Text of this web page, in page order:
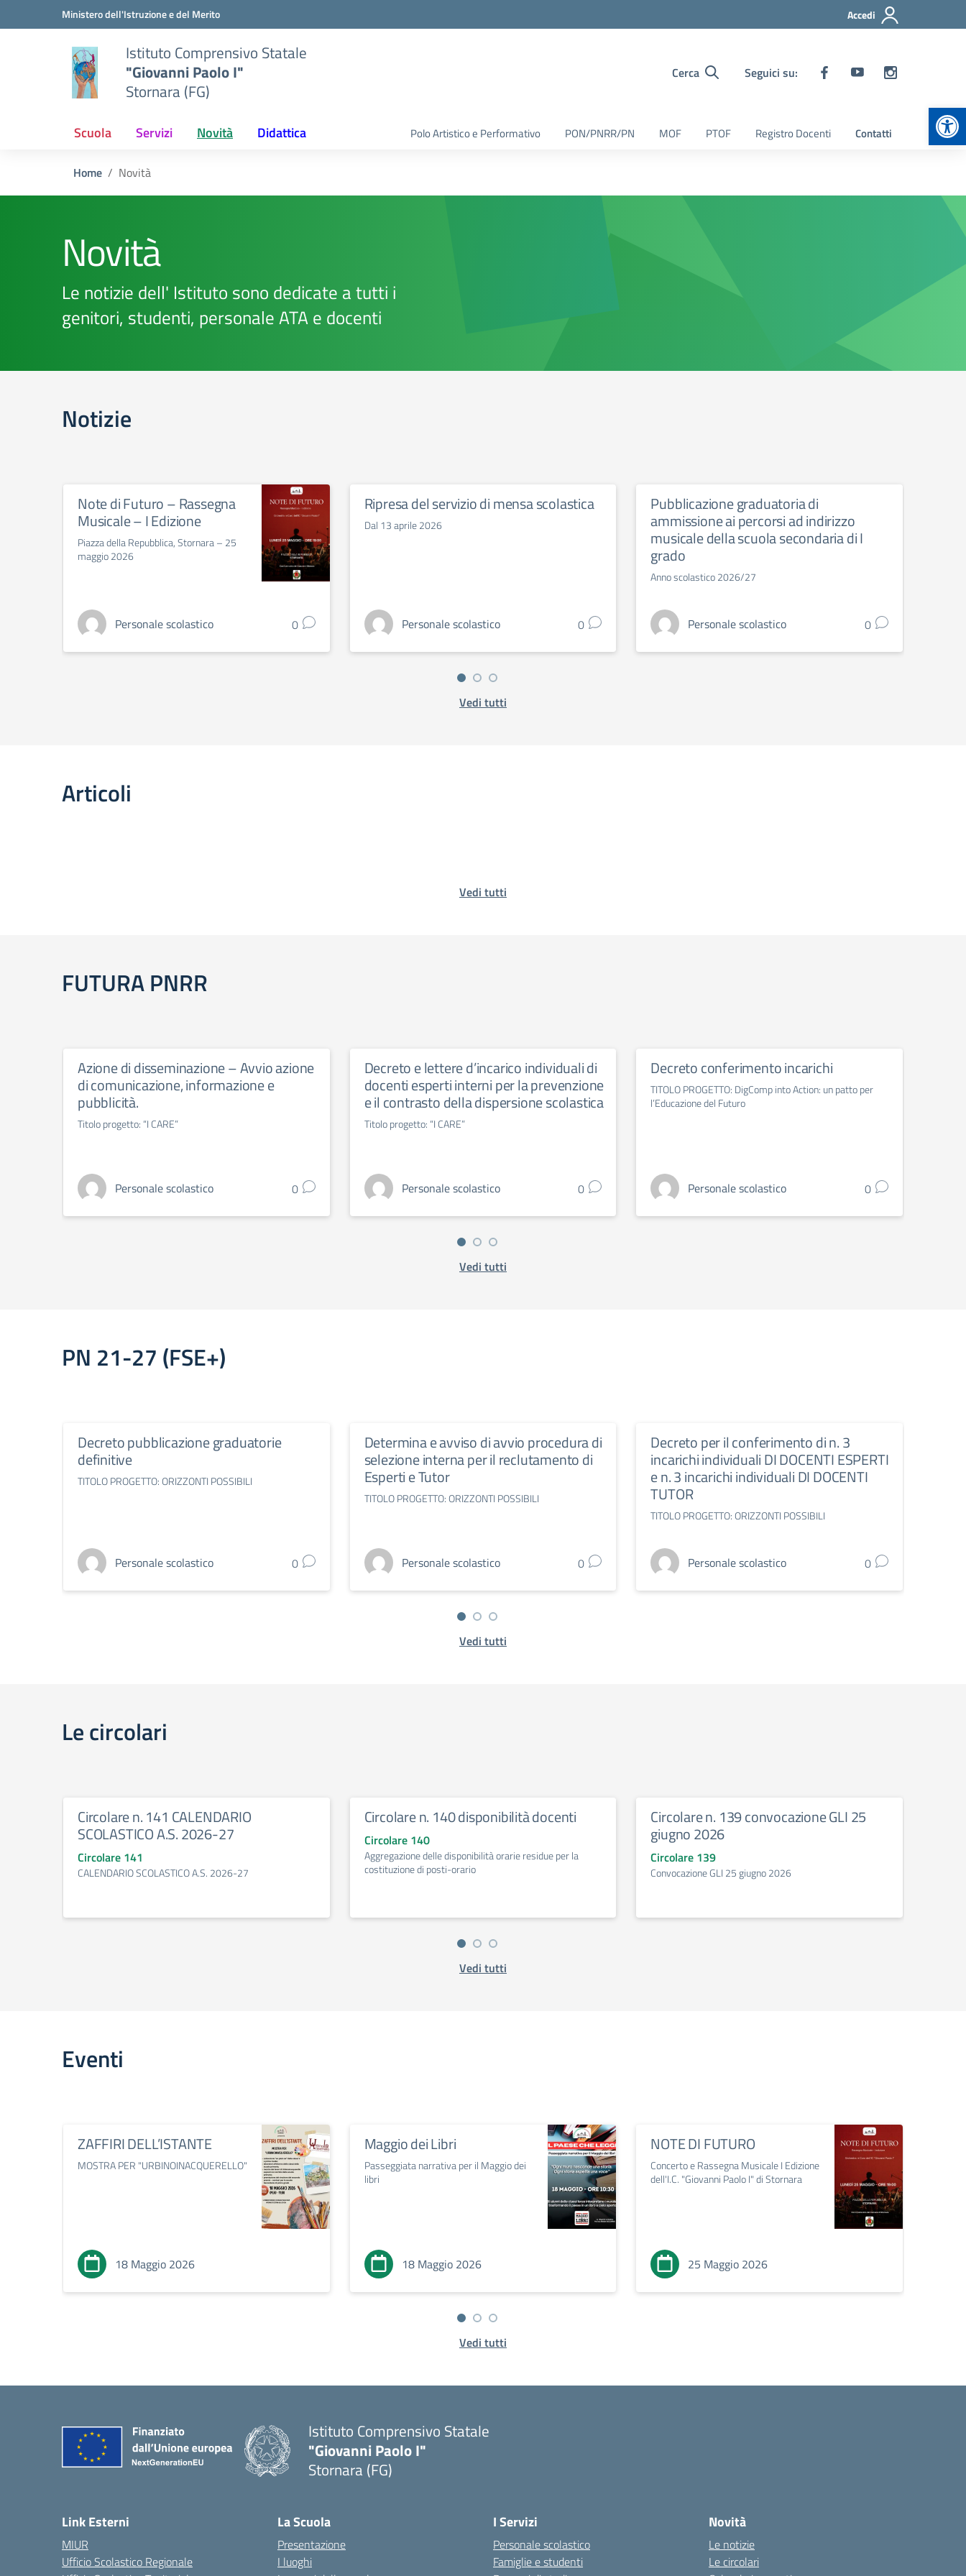
Vai ai contenuti
Vai al menu di navigazioneMinistero dell'Istruzione e del Merito Accedi
Istituto Comprensivo Statale
"Giovanni Paolo I"
Stornara (FG)
Cerca Seguici su:
Scuola Servizi Novità Didattica Polo Artistico e Performativo PON/PNRR/PN MOF PTOF Registro Docenti Contatti
Home Novità
Novità
Le notizie dell' Istituto sono dedicate a tutti i
genitori, studenti, personale ATA e docenti
Notizie
Note di Futuro – Rassegna
Musicale – I Edizione
Piazza della Repubblica, Stornara – 25
maggio 2026
Personale scolastico 0
Ripresa del servizio di mensa scolastica
Dal 13 aprile 2026
Personale scolastico 0
Pubblicazione graduatoria di
ammissione ai percorsi ad indirizzo
musicale della scuola secondaria di I
grado
Anno scolastico 2026/27
Personale scolastico 0
Vedi tutti
Articoli
Vedi tutti
FUTURA PNRR
Azione di disseminazione – Avvio azione
di comunicazione, informazione e
pubblicità.
Titolo progetto: “I CARE”
Personale scolastico 0
Decreto e lettere d’incarico individuali di
docenti esperti interni per la prevenzione
e il contrasto della dispersione scolastica
Titolo progetto: “I CARE”
Personale scolastico 0
Decreto conferimento incarichi
TITOLO PROGETTO: DigComp into Action: un patto per
l’Educazione del Futuro
Personale scolastico 0
Vedi tutti
PN 21-27 (FSE+)
Decreto pubblicazione graduatorie
definitive
TITOLO PROGETTO: ORIZZONTI POSSIBILI
Personale scolastico 0
Determina e avviso di avvio procedura di
selezione interna per il reclutamento di
Esperti e Tutor
TITOLO PROGETTO: ORIZZONTI POSSIBILI
Personale scolastico 0
Decreto per il conferimento di n. 3
incarichi individuali DI DOCENTI ESPERTI
e n. 3 incarichi individuali DI DOCENTI
TUTOR
TITOLO PROGETTO: ORIZZONTI POSSIBILI
Personale scolastico 0
Vedi tutti
Le circolari
Circolare n. 141 CALENDARIO
SCOLASTICO A.S. 2026-27
Circolare 141
CALENDARIO SCOLASTICO A.S. 2026-27
Circolare n. 140 disponibilità docenti
Circolare 140
Aggregazione delle disponibilità orarie residue per la
costituzione di posti-orario
Circolare n. 139 convocazione GLI 25
giugno 2026
Circolare 139
Convocazione GLI 25 giugno 2026
Vedi tutti
Eventi
ZAFFIRI DELL’ISTANTE
MOSTRA PER "URBINOINACQUERELLO"
18 Maggio 2026
Maggio dei Libri
Passeggiata narrativa per il Maggio dei
libri
18 Maggio 2026
NOTE DI FUTURO
Concerto e Rassegna Musicale I Edizione
dell'I.C. "Giovanni Paolo I" di Stornara
25 Maggio 2026
Vedi tutti
Istituto Comprensivo Statale
"Giovanni Paolo I"
Stornara (FG)
Link Esterni
MIUR
Ufficio Scolastico Regionale
La Scuola
Presentazione
I luoghi
I Servizi
Personale scolastico
Famiglie e studenti
Novità
Le notizie
Le circolari